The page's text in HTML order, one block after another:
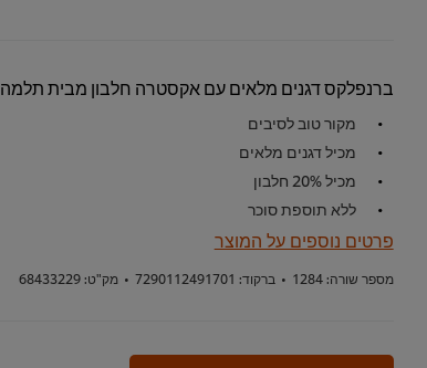
ברנפלקס דגנים מלאים עם אקסטרה חלבון מבית תלמה
מקור טוב לסיבים
מכיל דגנים מלאים
מכיל 20% חלבון
ללא תוספת סוכר
פרטים נוספים על המוצר
מספר שורה:1284
• ברקוד: • מק"ט:68433229